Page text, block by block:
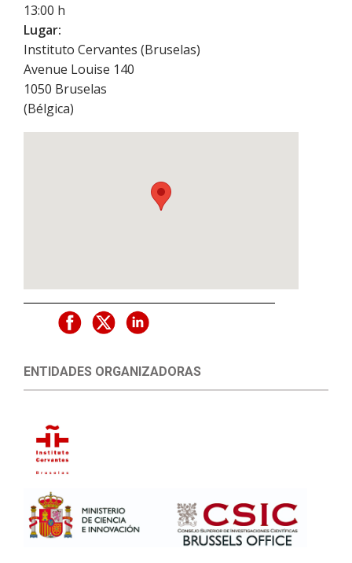
13:00 h
Lugar:
Instituto Cervantes (Bruselas)
Avenue Louise 140
1050 Bruselas
(Bélgica)
ENTIDADES ORGANIZADORAS